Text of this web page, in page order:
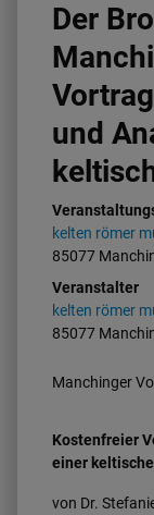
Der
und
Manchinger
Kostenfreier
einer
von Dr.
kelten römer
85077
Veranstalter
kelten römer
85077